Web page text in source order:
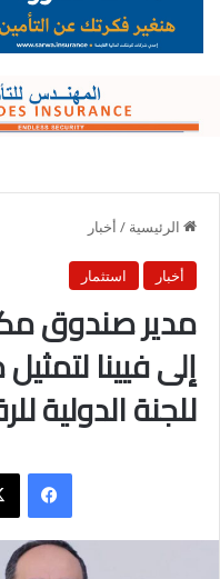
الرئيسية / أخبار
أخبار استثمار
مدير صندوق
للجنة الدولية
فيسبوك